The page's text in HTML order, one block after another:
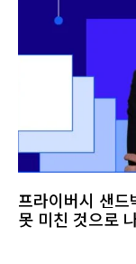
프라이버시 샌
못 미친 것으로